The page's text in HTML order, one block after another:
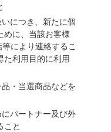
につき、新たに個
めに、当該お客様
により連絡するこ
た利用目的に利用
・当選商品などを
パートナー及び外
こと